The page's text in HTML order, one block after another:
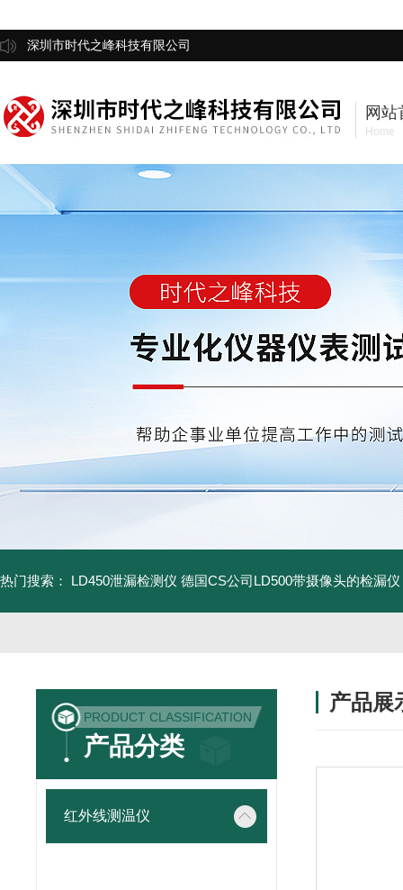
深圳市时代之峰科技有限公司
网站
Home
热门搜索： LD450泄漏检测仪 德国CS公司LD500带摄像头的检漏仪
PRODUCT CLASSIFICATION
产品分类
红外线测温仪
产品展